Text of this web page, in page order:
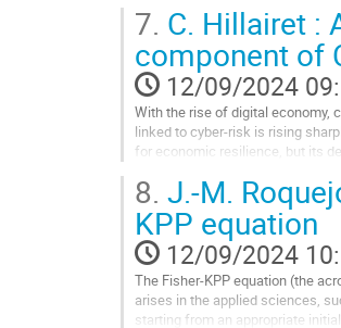
page
de
la
contribution
7. C. Hillairet :
component of
12/09/2024
With the rise of digital economy,
linked to cyber-risk is rising
for economic resilience, but its
Aller
à
la
page
de
la
contribution
8. J.-M.
KPP equation
12/09/2024
The Fisher-KPP equation (the
arises in the applied sciences,
starting from an appropriate